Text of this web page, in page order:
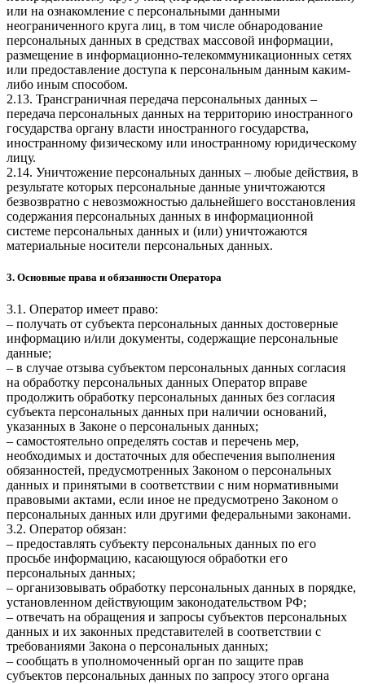
или на ознакомление с персональными данными
неограниченного круга лиц, в том числе обнародование
персональных данных в средствах массовой информации,
размещение в информационно-телекоммуникационных сетях
или предоставление доступа к персональным данным каким-
либо иным способом.
2.13. Трансграничная передача персональных данных –
передача персональных данных на территорию иностранного
государства органу власти иностранного государства,
иностранному физическому или иностранному юридическому
лицу.
2.14. Уничтожение персональных данных – любые действия, в
результате которых персональные данные уничтожаются
безвозвратно с невозможностью дальнейшего восстановления
содержания персональных данных в информационной
системе персональных данных и (или) уничтожаются
материальные носители персональных данных.
3. Основные права и обязанности Оператора
3.1. Оператор имеет право:
– получать от субъекта персональных данных достоверные
информацию и/или документы, содержащие персональные
данные;
– в случае отзыва субъектом персональных данных согласия
на обработку персональных данных Оператор вправе
продолжить обработку персональных данных без согласия
субъекта персональных данных при наличии оснований,
указанных в Законе о персональных данных;
– самостоятельно определять состав и перечень мер,
необходимых и достаточных для обеспечения выполнения
обязанностей, предусмотренных Законом о персональных
данных и принятыми в соответствии с ним нормативными
правовыми актами, если иное не предусмотрено Законом о
персональных данных или другими федеральными законами.
3.2. Оператор обязан:
– предоставлять субъекту персональных данных по его
просьбе информацию, касающуюся обработки его
персональных данных;
– организовывать обработку персональных данных в порядке,
установленном действующим законодательством РФ;
– отвечать на обращения и запросы субъектов персональных
данных и их законных представителей в соответствии с
требованиями Закона о персональных данных;
– сообщать в уполномоченный орган по защите прав
субъектов персональных данных по запросу этого органа